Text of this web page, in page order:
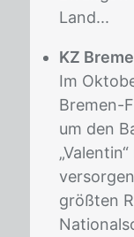
Land...
KZ
Im
Bremen-
um den
größten